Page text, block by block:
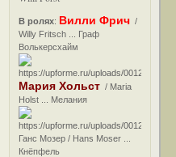
В ролях: Вилли Фрич /
Willy Fritsch ... Граф
Волькерсхайм
Мария Хольст / Maria
Holst ... Мелания
Ганс Мозер / Hans Moser ...
Кнёпфель